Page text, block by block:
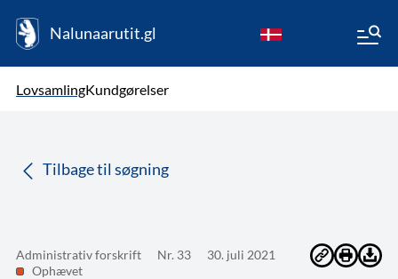
Nalunaarutit.gl
LovsamlingKundgørelser
Tilbage til søgning
Administrativ forskrift Nr. 33
30. juli 2021
Ophævet